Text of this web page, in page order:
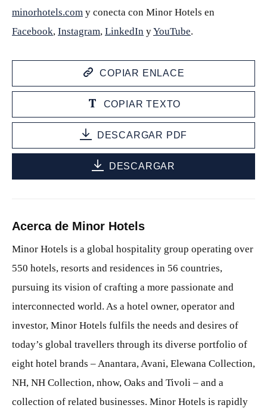
minorhotels.com y conecta con Minor Hotels en
Facebook, Instagram, LinkedIn yYouTube.
COPIAR ENLACE
COPIAR TEXTO
DESCARGAR PDF
DESCARGAR
Acerca de Minor Hotels
Minor Hotels is a global hospitality group operating over
550 hotels, resorts and residences in 56 countries,
pursuing its vision of crafting a more passionate and
interconnected world. As a hotel owner, operator and
investor, Minor Hotels fulfils the needs and desires of
today’s global travellers through its diverse portfolio of
eight hotel brands – Anantara, Avani, Elewana Collection,
NH, NH Collection, nhow, Oaks and Tivoli – and a
collection of related businesses. Minor Hotels is rapidly